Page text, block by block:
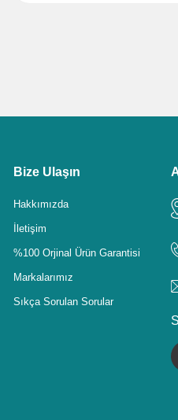
Bize Ulaşın
Hakkımızda
İletişim
%100 Orjinal Ürün Garantisi
Markalarımız
Sıkça Sorulan Sorular